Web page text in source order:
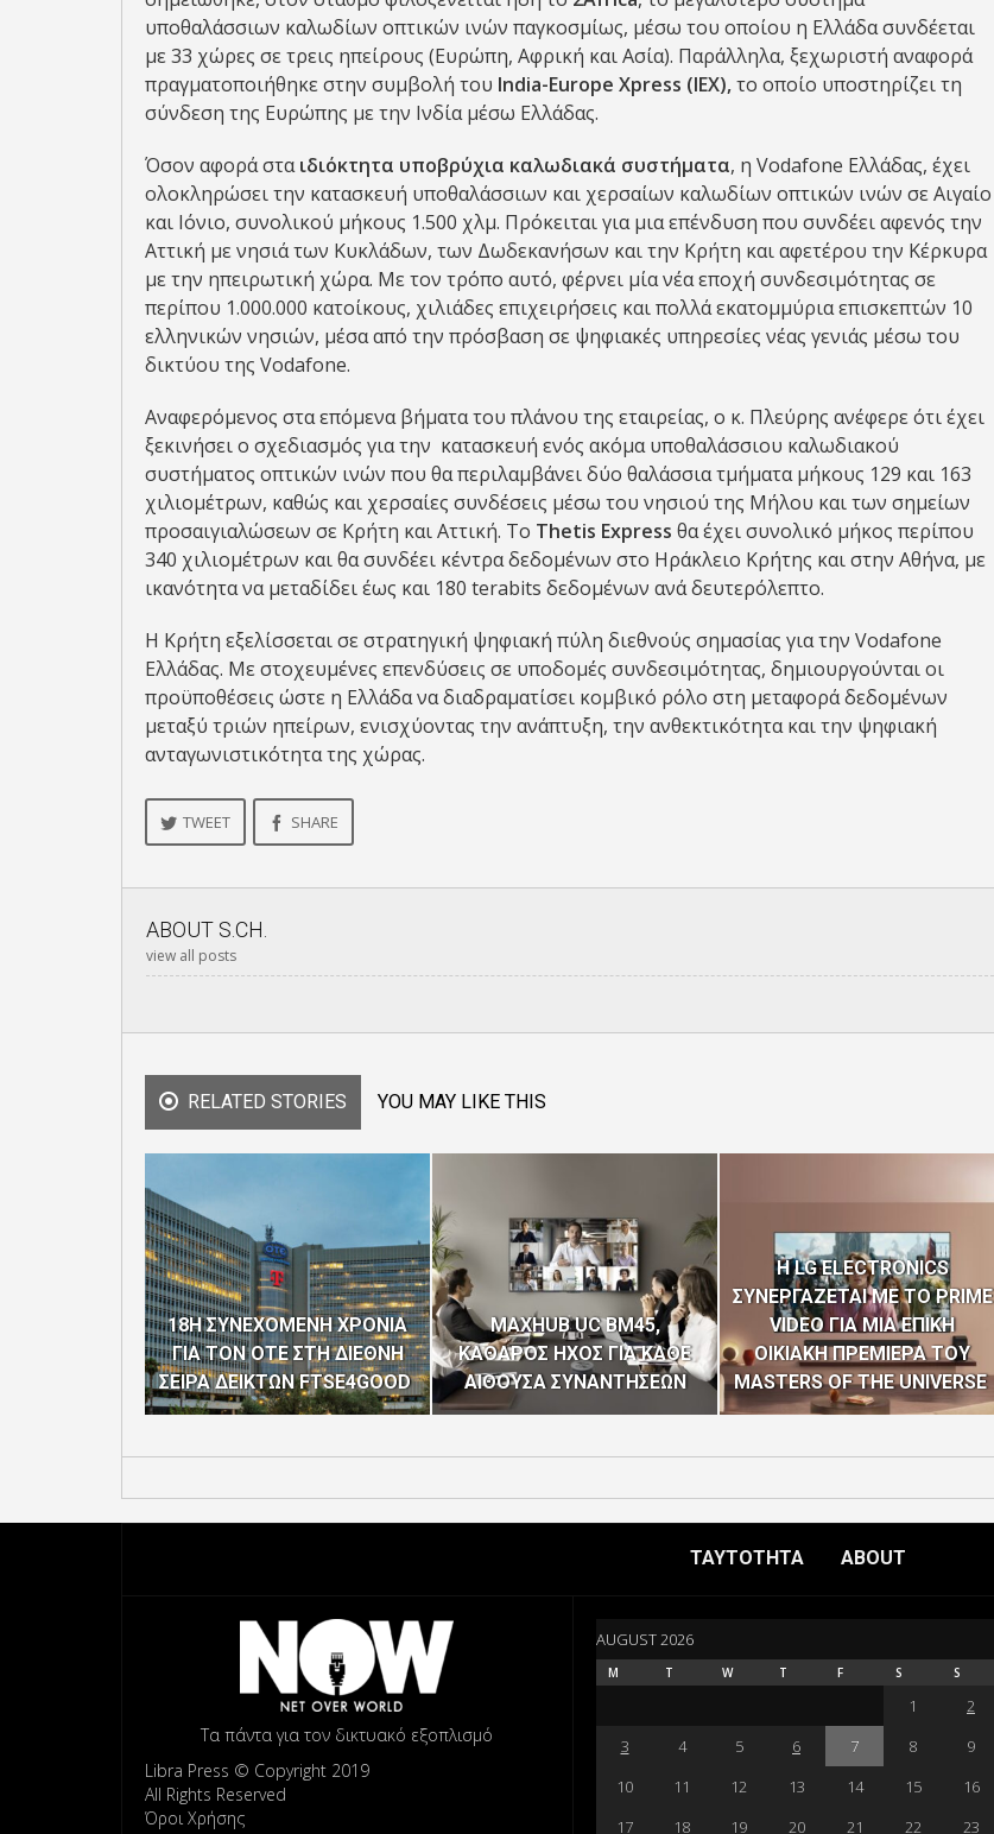
υποθαλάσσιων καλωδίων οπτικών ινών παγκοσμίως, μέσω του οποίου η Ελλάδα συνδέεται
με 33 χώρες σε τρεις ηπείρους (Ευρώπη, Αφρική και Ασία). Παράλληλα, ξεχωριστή αναφορά
πραγματοποιήθηκε στην συμβολή του India-Europe Xpress (IEX),το οποίο υποστηρίζει τη
σύνδεση της Ευρώπης με την Ινδία μέσω Ελλάδας.
Όσον αφορά σταιδιόκτητα υποβρύχια καλωδιακά συστήματα, η Vodafone Ελλάδας, έχει
ολοκληρώσει την κατασκευή υποθαλάσσιων και χερσαίων καλωδίων οπτικών ινών σε Αιγαίο
και Ιόνιο, συνολικού μήκους 1.500 χλμ. Πρόκειται για μια επένδυση που συνδέει αφενός την
Αττική με νησιά των Κυκλάδων, των Δωδεκανήσων και την Κρήτη και αφετέρου την Κέρκυρα
με την ηπειρωτική χώρα. Με τον τρόπο αυτό, φέρνει μία νέα εποχή συνδεσιμότητας σε
περίπου 1.000.000 κατοίκους, χιλιάδες επιχειρήσεις και πολλά εκατομμύρια επισκεπτών 10
ελληνικών νησιών, μέσα από την πρόσβαση σε ψηφιακές υπηρεσίες νέας γενιάς μέσω του
δικτύου της Vodafone.
Αναφερόμενος στα επόμενα βήματα του πλάνου της εταιρείας, ο κ. Πλεύρης ανέφερε ότι έχει
ξεκινήσει ο σχεδιασμός για την κατασκευή ενός ακόμα υποθαλάσσιου καλωδιακού
συστήματος οπτικών ινών που θα περιλαμβάνει δύο θαλάσσια τμήματα μήκους 129 και 163
χιλιομέτρων, καθώς και χερσαίες συνδέσεις μέσω του νησιού της Μήλου και των σημείων
προσαιγιαλώσεων σε Κρήτη και Αττική.​ Το Thetis Express θα έχει συνολικό μήκος περίπου
340 χιλιομέτρων και θα συνδέει κέντρα δεδομένων στο Ηράκλειο Κρήτης και στην Αθήνα, με
ικανότητα να μεταδίδει έως και 180 terabits δεδομένων ανά δευτερόλεπτο.
Η Κρήτη εξελίσσεται σε στρατηγική ψηφιακή πύλη διεθνούς σημασίας για την Vodafone
Ελλάδας. Με στοχευμένες επενδύσεις σε υποδομές συνδεσιμότητας, δημιουργούνται οι
προϋποθέσεις ώστε η Ελλάδα να διαδραματίσει κομβικό ρόλο στη μεταφορά δεδομένων
μεταξύ τριών ηπείρων, ενισχύοντας την ανάπτυξη, την ανθεκτικότητα και την ψηφιακή
ανταγωνιστικότητα της χώρας.
TWEET SHARE
ABOUT S.CH.
view all posts
RELATED STORIES YOU MAY LIKE THIS
18Η ΣΥΝΕΧΟΜΕΝΗ ΧΡΟΝΙΑ
ΓΙΑ ΤΟΝ ΟΤΕ ΣΤΗ ΔΙΕΘΝΗ
ΣΕΙΡΑ ΔΕΙΚΤΩΝ FTSE4GOOD
MAXHUB UC BM45,
ΚΑΘΑΡΟΣ ΗΧΟΣ ΓΙΑ ΚΑΘΕ
ΑΙΘΟΥΣΑ ΣΥΝΑΝΤΗΣΕΩΝ
H LG ELECTRONICS
ΣΥΝΕΡΓΑΖΕΤΑΙ ΜΕ ΤΟ PRIME
VIDEO ΓΙΑ ΜΙΑ ΕΠΙΚΗ
ΟΙΚΙΑΚΗ ΠΡΕΜΙΕΡΑ ΤΟΥ
MASTERS OF THE UNIVERSE
ΤΑΥΤΟΤΗΤΑ ABOUT
Τα πάντα για τον δικτυακό εξοπλισμό
Libra Press © Copyright 2019
All Rights Reserved
Όροι Χρήσης
AUGUST 2026
M T W T F S S
1
2
3
4 5 6 7 8
9
10
11 12 13 14 15
16
17
18 19 20 21 22 23